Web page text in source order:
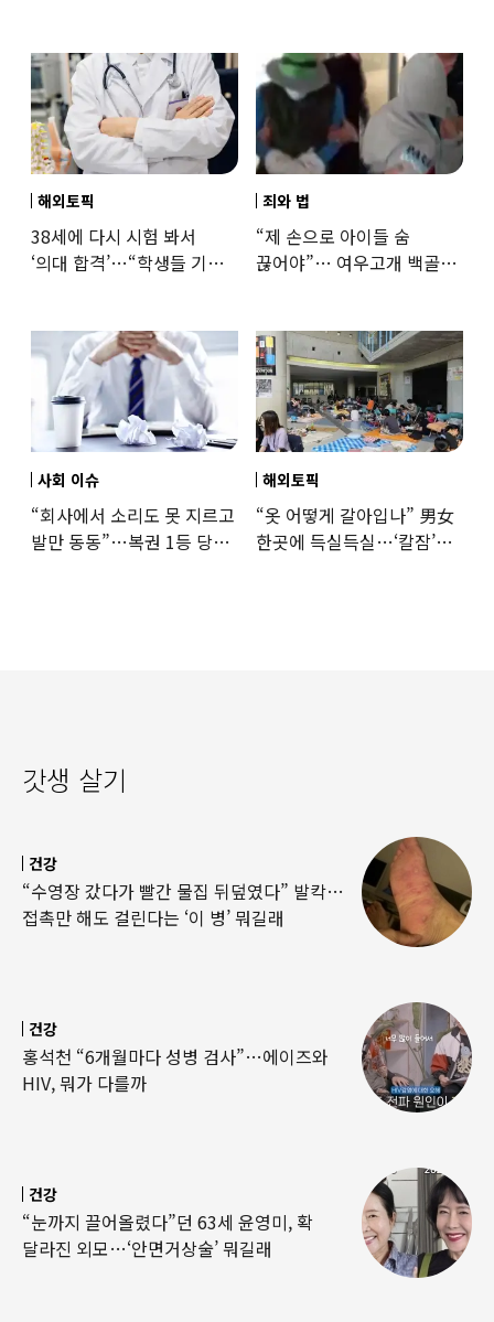
해외토픽
38세에 다시 시험 봐서
‘의대 합격’…“학생들 기회
죄와 법
“제 손으로 아이들 숨
끊어야”… 여우고개 백골
사회 이슈
“회사에서 소리도 못 지르고
발만 동동”…복권 1등 당첨
해외토픽
“옷 어떻게 갈아입나” 男女
한곳에 득실득실…‘칼잠’
갓생 살기
건강
“수영장 갔다가 빨간 물집 뒤덮였다” 발칵…
접촉만 해도 걸린다는 ‘이 병’ 뭐길래
건강
홍석천 “6개월마다 성병 검사”…에이즈와
HIV, 뭐가 다를까
건강
“눈까지 끌어올렸다”던 63세 윤영미, 확
달라진 외모…‘안면거상술’ 뭐길래